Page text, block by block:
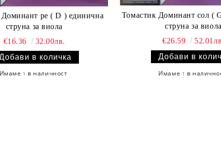
Доминант ре ( D ) единична
струна за виола
€16.36
32.00лв.
Имаме 1 в наличност
Томастик Доминант сол (
струна за виола
€26.59
Имаме 1 в